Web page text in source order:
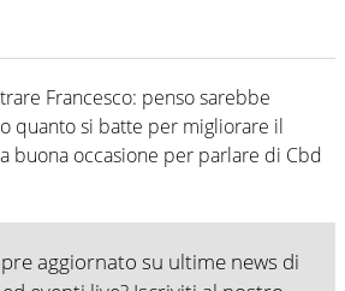
Francesco: penso sarebbe
quanto si batte per migliorare il
buona occasione per parlare di Cbd
aggiornato su ultime news di